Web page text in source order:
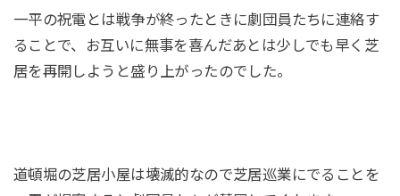
一平の祝電とは戦争が終ったときに劇団員たちに連絡す
ることで、お互いに無事を喜んだあとは少しでも早く芝
居を再開しようと盛り上がったのでした。
道頓堀の芝居小屋は壊滅的なので芝居巡業にでることを